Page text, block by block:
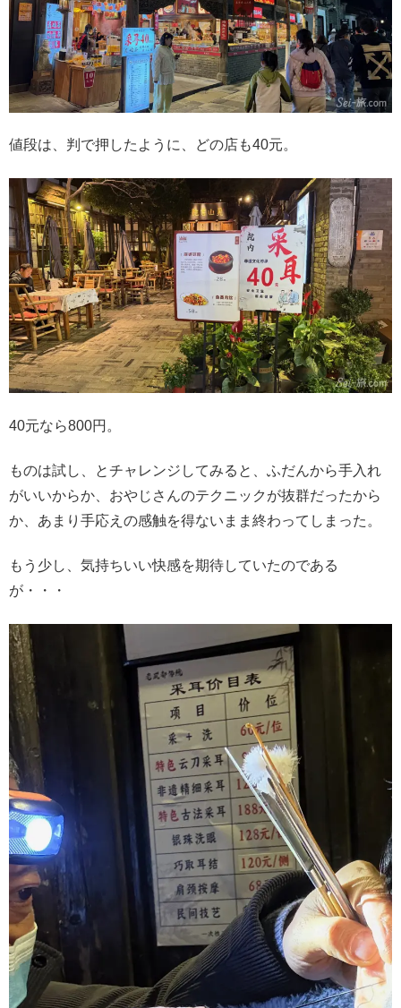
値段は、判で押したように、どの店も40元。
40元なら800円。
ものは試し、とチャレンジしてみると、ふだんから手入れ
がいいからか、おやじさんのテクニックが抜群だったから
か、あまり手応えの感触を得ないまま終わってしまった。
もう少し、気持ちいい快感を期待していたのである
が・・・